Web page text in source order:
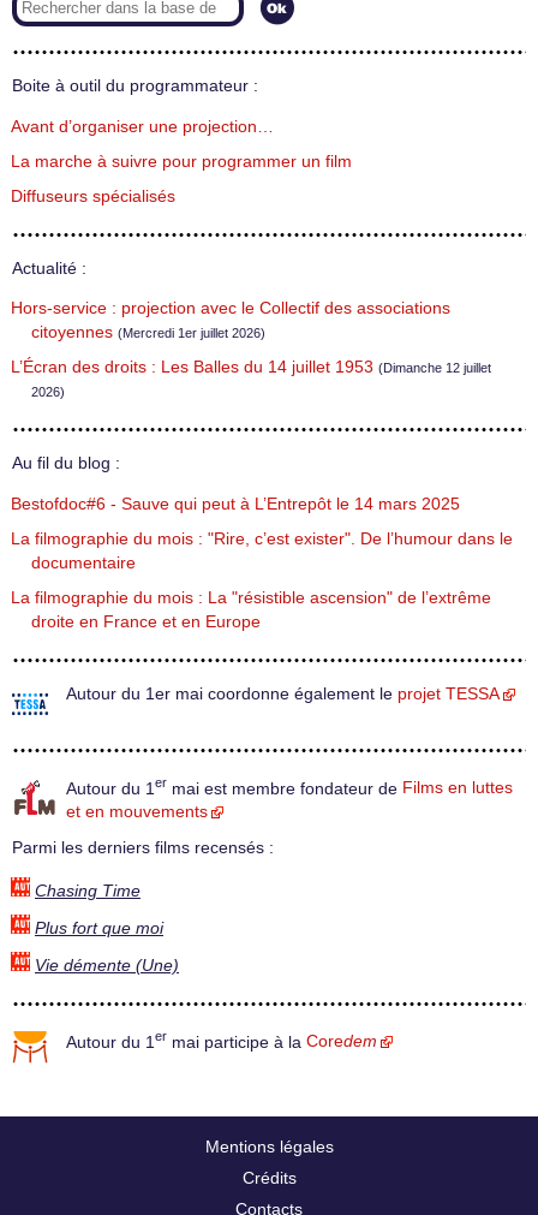
Boite à outil du programmateur :
Avant d’organiser une projection…
La marche à suivre pour programmer un film
Diffuseurs spécialisés
Actualité :
Hors-service : projection avec le Collectif des associations
citoyennes (Mercredi 1er juillet 2026)
L’Écran des droits : Les Balles du 14 juillet 1953 (Dimanche 12 juillet
2026)
Au fil du blog :
Bestofdoc#6 - Sauve qui peut à L’Entrepôt le 14 mars 2025
La filmographie du mois : "Rire, c’est exister". De l’humour dans le
documentaire
La filmographie du mois : La "résistible ascension" de l’extrême
droite en France et en Europe
Autour du 1er mai coordonne également le projet TESSA
Autour du 1 er mai est membre fondateur de Films en luttes
et en mouvements
Parmi les derniers films recensés :
Chasing Time
Plus fort que moi
Vie démente (Une)
Autour du 1 er mai participe à la Coredem
Mentions légales
Crédits
Contacts